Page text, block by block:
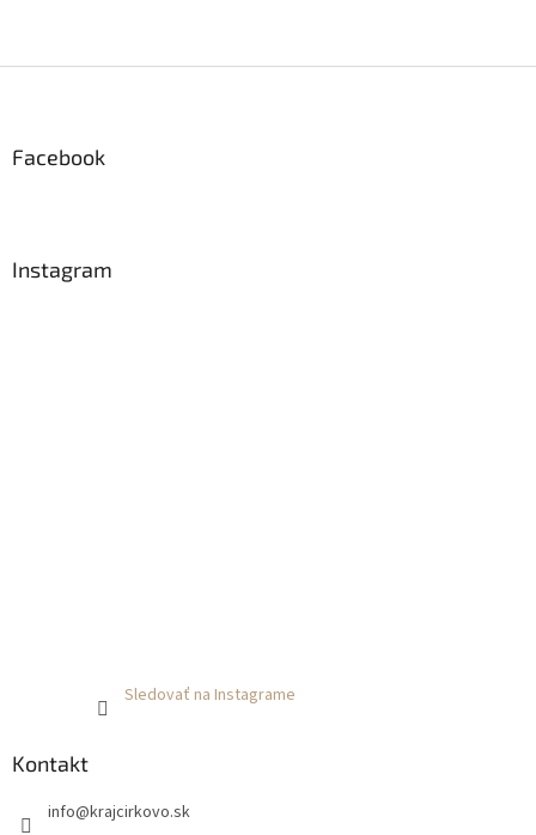
Facebook
Instagram
Sledovať na Instagrame
Kontakt
info@krajcirkovo.sk